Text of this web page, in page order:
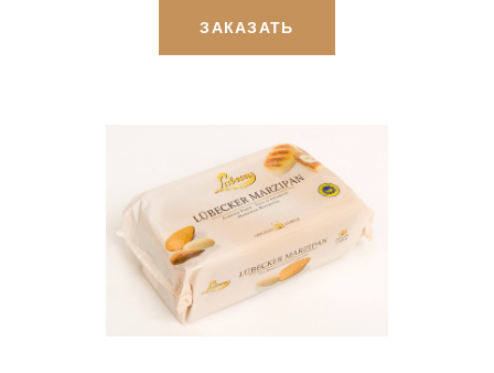
ЗАКАЗАТЬ